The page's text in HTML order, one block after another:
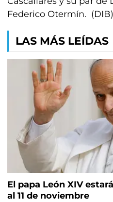
Federico Otermín.
LAS MÁS LEÍDAS
El papa León XIV
al 11 de noviembre